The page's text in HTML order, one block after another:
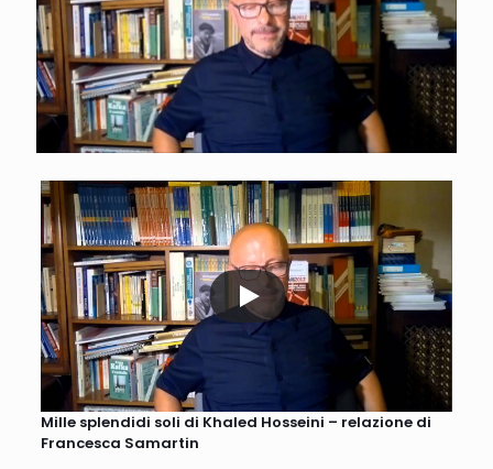
Mille splendidi soli di Khaled Hosseini – relazione di
Francesca Samartin